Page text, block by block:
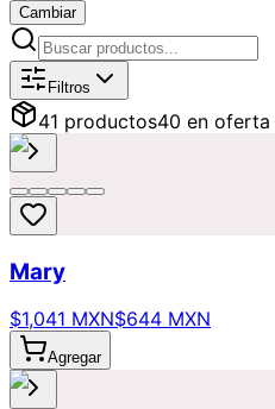
Cambiar
Catálogo deOfertas
Filtros
41 productos40 en oferta
Mary
$1,041 MXN$644 MXN
Agregar